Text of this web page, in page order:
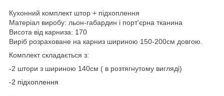
Кухонний комплект штор + підхоплення
Матеріал виробу: льон-габардин і порт'єрна тканина
Висота від карниза: 170
Виріб розраховане на карниз шириною 150-200см довгою.
Комплект складається з:
-2 штори з шириною 140см ( в розтягнутому вигляді)
-2 підхоплення